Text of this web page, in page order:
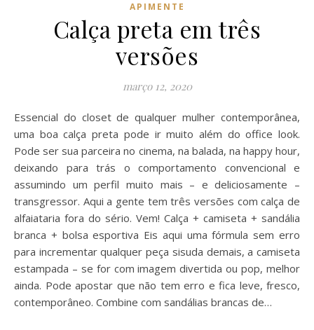
APIMENTE
Calça preta em três
versões
março 12, 2020
Essencial do closet de qualquer mulher contemporânea,
uma boa calça preta pode ir muito além do office look.
Pode ser sua parceira no cinema, na balada, na happy hour,
deixando para trás o comportamento convencional e
assumindo um perfil muito mais – e deliciosamente –
transgressor. Aqui a gente tem três versões com calça de
alfaiataria fora do sério. Vem! Calça + camiseta + sandália
branca + bolsa esportiva Eis aqui uma fórmula sem erro
para incrementar qualquer peça sisuda demais, a camiseta
estampada – se for com imagem divertida ou pop, melhor
ainda. Pode apostar que não tem erro e fica leve, fresco,
contemporâneo. Combine com sandálias brancas de…